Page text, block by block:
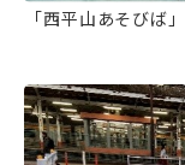
「西平山あそびば